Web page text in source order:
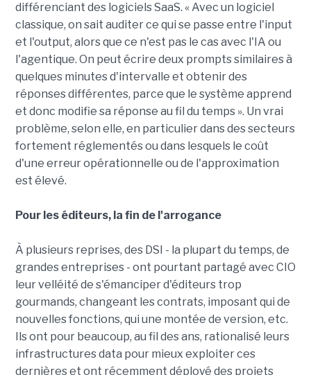
différenciant des logiciels SaaS. « Avec un logiciel
classique, on sait auditer ce qui se passe entre l'input
et l'output, alors que ce n'est pas le cas avec l'IA ou
l'agentique. On peut écrire deux prompts similaires à
quelques minutes d'intervalle et obtenir des
réponses différentes, parce que le système apprend
et donc modifie sa réponse au fil du temps ». Un vrai
problème, selon elle, en particulier dans des secteurs
fortement réglementés ou dans lesquels le coût
d'une erreur opérationnelle ou de l'approximation
est élevé.
Pour les éditeurs, la fin de l'arrogance
À plusieurs reprises, des DSI - la plupart du temps, de
grandes entreprises - ont pourtant partagé avec CIO
leur velléité de s'émanciper d'éditeurs trop
gourmands, changeant les contrats, imposant qui de
nouvelles fonctions, qui une montée de version, etc.
Ils ont pour beaucoup, au fil des ans, rationalisé leurs
infrastructures data pour mieux exploiter ces
dernières et ont récemment déployé des projets